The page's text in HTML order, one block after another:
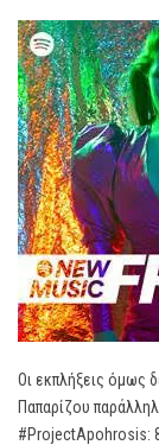
Οι εκπλήξεις όμως
Παπαρίζου
#ProjectApohrosis: 8